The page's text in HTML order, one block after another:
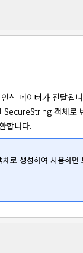
식 데이터가 전달됩
SecureString 객체로
합니다.
로 생성하여 사용하면